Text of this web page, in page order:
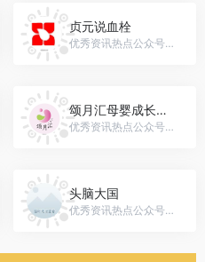
贞元说血栓
优秀资讯热点公众号，微信号：gh_367d33b15f64
颂月汇母婴成长中心
优秀资讯热点公众号，微信号：SYH20190601
头脑大国
优秀资讯热点公众号，微信号：gh_63edeee68ede